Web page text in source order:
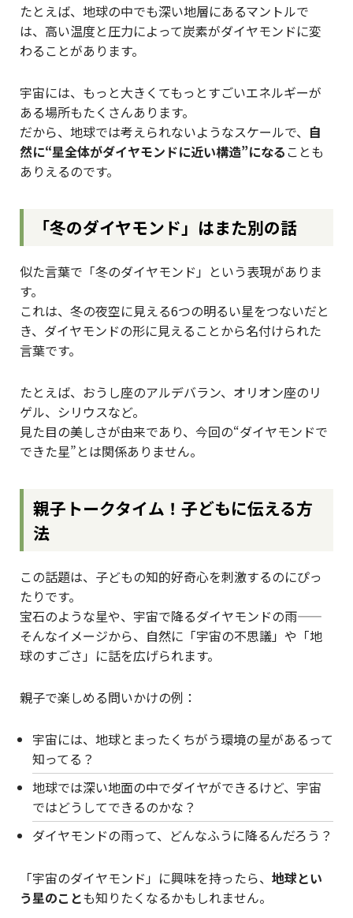
たとえば、地球の中でも深い地層にあるマントルで
は、高い温度と圧力によって炭素がダイヤモンドに変
わることがあります。
宇宙には、もっと大きくてもっとすごいエネルギーが
ある場所もたくさんあります。
だから、地球では考えられないようなスケールで、 自
然に“星全体がダイヤモンドに近い構造”になる ことも
ありえるのです。
「冬のダイヤモンド」はまた別の話
似た言葉で「冬のダイヤモンド」という表現がありま
す。
これは、冬の夜空に見える6つの明るい星をつないだと
き、ダイヤモンドの形に見えることから名付けられた
言葉です。
たとえば、おうし座のアルデバラン、オリオン座のリ
ゲル、シリウスなど。
見た目の美しさが由来であり、今回の“ダイヤモンドで
できた星”とは関係ありません。
親子トークタイム！子どもに伝える方
法
この話題は、子どもの知的好奇心を刺激するのにぴっ
たりです。
宝石のような星や、宇宙で降るダイヤモンドの雨——
そんなイメージから、自然に「宇宙の不思議」や「地
球のすごさ」に話を広げられます。
親子で楽しめる問いかけの例：
宇宙には、地球とまったくちがう環境の星があるって
知ってる？
地球では深い地面の中でダイヤができるけど、宇宙
ではどうしてできるのかな？
ダイヤモンドの雨って、どんなふうに降るんだろう？
「宇宙のダイヤモンド」に興味を持ったら、 地球とい
う星のことも知りたくなるかもしれません。